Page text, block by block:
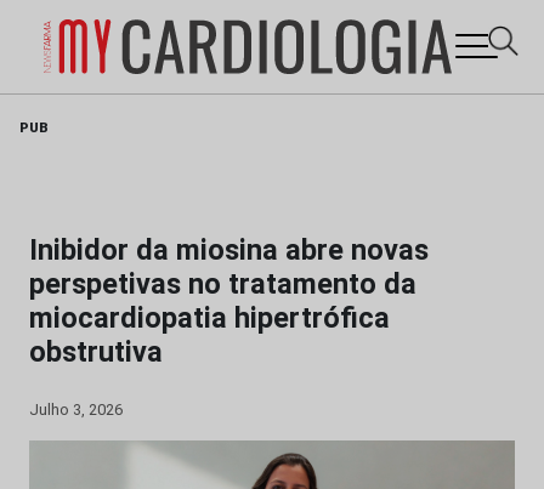
PUB
Inibidor da miosina abre novas
perspetivas no tratamento da
miocardiopatia hipertrófica
obstrutiva
Julho 3, 2026